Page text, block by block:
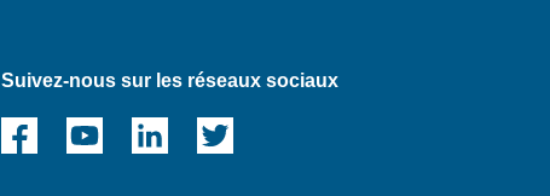
Suivez-nous sur les réseaux sociaux